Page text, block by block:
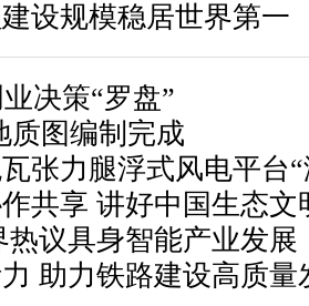
设规模稳居世界第一
决策“罗盘”
质图编制完成
张力腿浮式风电平台
共享 讲好中国生态文
热议具身智能产业发展
助力铁路建设高质量